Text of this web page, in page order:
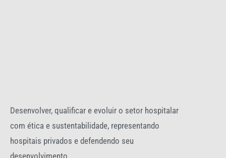
Desenvolver, qualificar e evoluir o setor hospitalar
com ética e sustentabilidade, representando
hospitais privados e defendendo seu